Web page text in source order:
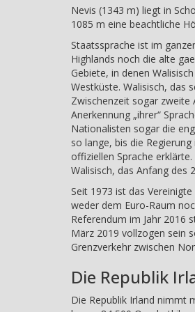
Nevis (1343 m) liegt in
1085 m eine beachtliche
Staatssprache ist im
Highlands noch die alte
Gebiete, in denen
Westküste. Walisisch, das
Zwischenzeit sogar zweite
Anerkennung „ihrer“
Nationalisten sogar die
so lange, bis die
offiziellen Sprache
Walisisch, das Anfang des
Seit 1973 ist das
weder dem Euro-Raum
Referendum im Jahr 2016
März 2019 vollzogen sein
Grenzverkehr zwischen
Die Republik
Die Republik Irland nimmt